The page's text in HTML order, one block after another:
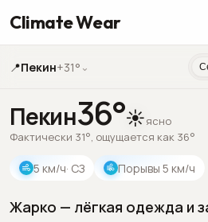
Climate Wear
📍Пекин+31° ⌄
Пекин36°☀️ясно
Фактически 31°, ощущается как 36°
5 км/ч· СЗ Порывы 5 км/ч
Жарко — лёгкая одежда и